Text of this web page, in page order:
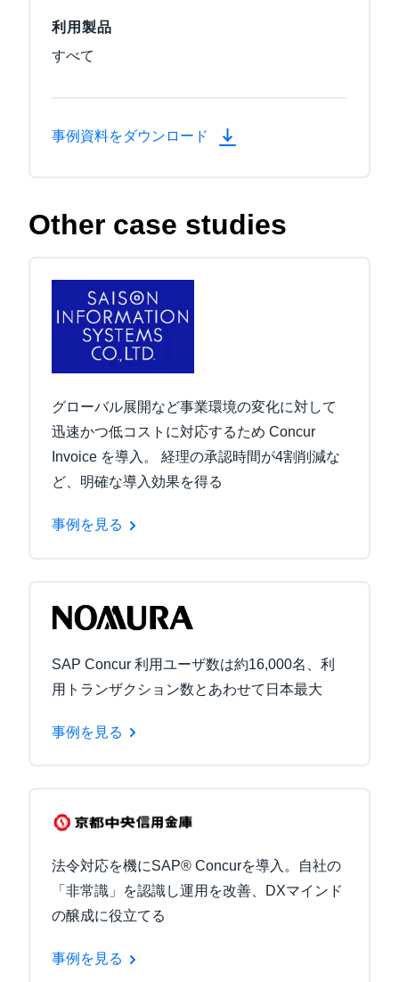
利用製品
すべて
事例資料をダウンロード
Other case studies
グローバル展開など事業環境の変化に対して
迅速かつ低コストに対応するため Concur
Invoice を導入。 経理の承認時間が4割削減な
ど、明確な導入効果を得る
事例を見る
SAP Concur 利用ユーザ数は約16,000名、利
用トランザクション数とあわせて日本最大
事例を見る
法令対応を機にSAP® Concurを導入。自社の
「非常識」を認識し運用を改善、DXマインド
の醸成に役立てる
事例を見る